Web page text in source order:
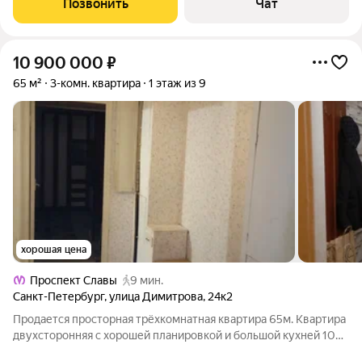
Позвонить Чат
10 900 000 ₽
65 м² 3-комн. квартира 1 этаж из 9
хорошая цена
Проспект Славы
9 мин.
Санкт-Петербург,улица Димитрова, 24к2
Продается просторная трёхкомнатная квартира 65м. Квартира
двухсторонняя с хорошей планировкой и большой кухней 10м.